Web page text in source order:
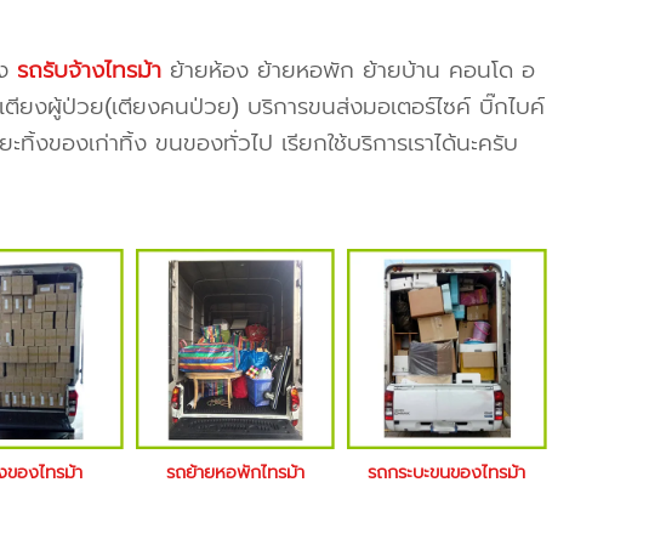
รถรับจ้างไทรม้าย้ายห้อง ย้ายหอพัก ย้ายบ้าน คอนโด อ
ยงผู้ป่วย(เตียงคนป่วย) บริการขนส่งมอเตอร์ไซค์ บิ๊กไบค์
ของเก่าทิ้ง ขนของทั่วไป เรียกใช้บริการเราได้นะครับ
องไทรม้า รถย้ายหอพักไทรม้า รถกระบะขนของไทรม้า